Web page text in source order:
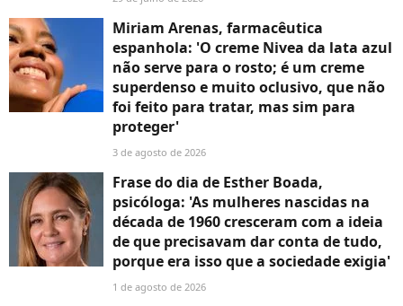
Miriam Arenas, farmacêutica
espanhola: 'O creme Nivea da lata azul
não serve para o rosto; é um creme
superdenso e muito oclusivo, que não
foi feito para tratar, mas sim para
proteger'
3 de agosto de 2026
Frase do dia de Esther Boada,
psicóloga: 'As mulheres nascidas na
década de 1960 cresceram com a ideia
de que precisavam dar conta de tudo,
porque era isso que a sociedade exigia'
1 de agosto de 2026